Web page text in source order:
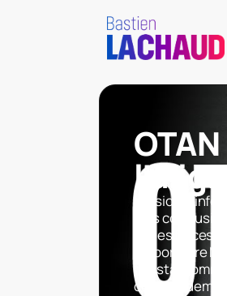
Mission
mes
et des forces
rapporteure
constat